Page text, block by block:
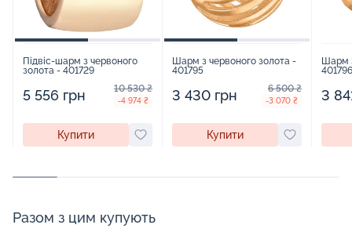
Підвіс-шарм з червоного
золота - 401729
5 556 грн 10 530 ₴
-4 974 ₴
Купити
Шарм з червоного золота -
401795
3 430 грн 6 500 ₴
-3 070 ₴
Купити
Шарм
401796
3
Разом з цим купують